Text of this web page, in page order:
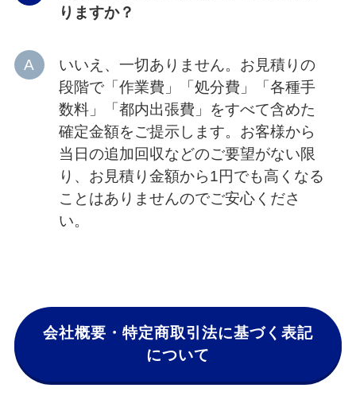
りますか？
いいえ、一切ありません。お見積りの
段階で「作業費」「処分費」「各種手
数料」「都内出張費」をすべて含めた
確定金額をご提示します。お客様から
当日の追加回収などのご要望がない限
り、お見積り金額から1円でも高くなる
ことはありませんのでご安心くださ
い。
会社概要・特定商取引法に基づく表記
について